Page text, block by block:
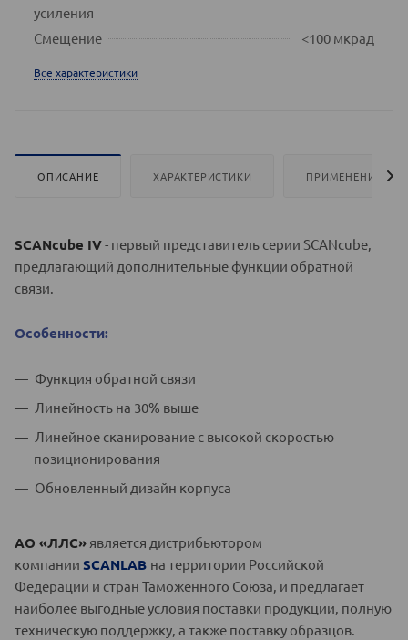
усиления
Смещение <100 мкрад
Все характеристики
ОПИСАНИЕ ХАРАКТЕРИСТИКИ ПРИМЕНЕНИЕ
SCANcube IV- первый представитель серии SCANcube,
предлагающий дополнительные функции обратной
связи.
Особенности:
Функция обратной связи
Линейность на 30% выше
Линейное сканирование с высокой скоростью
позиционирования
Обновленный дизайн корпуса
АО «ЛЛС» является дистрибьютором
компании SCANLAB на территории Российской
Федерации и стран Таможенного Союза, и предлагает
наиболее выгодные условия поставки продукции, полную
техническую поддержку, а также поставку образцов.